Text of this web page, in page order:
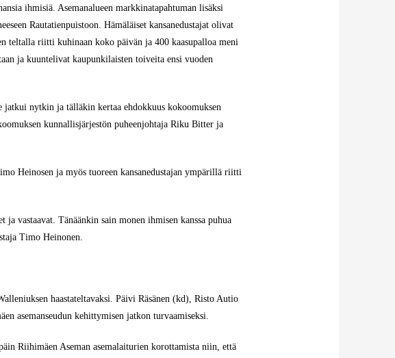
ihmisiä. Asemanalueen markkinatapahtuman lisäksi
Rautatienpuistoon. Hämäläiset kansanedustajat olivat
teltalla riitti kuhinaan koko päivän ja 400 kaasupalloa meni
ja kuuntelivat kaupunkilaisten toiveita ensi vuoden
nytkin ja tälläkin kertaa ehdokkuus kokoomuksen
kunnallisjärjestön puheenjohtaja Riku Bitter ja
Heinosen ja myös tuoreen kansanedustajan ympärillä riitti
vastaavat. Tänäänkin sain monen ihmisen kanssa puhua
Timo Heinonen.
haastateltavaksi. Päivi Räsänen (kd), Risto Autio
asemanseudun kehittymisen jatkon turvaamiseksi.
Riihimäen Aseman asemalaiturien korottamista niin, että